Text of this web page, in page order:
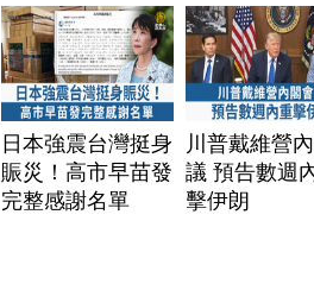
日本強震台灣挺身
賑災！高市早苗發
完整感謝名單
川普戴維營
議 預告數週
擊伊朗